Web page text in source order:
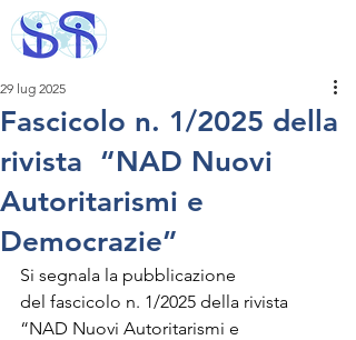
Fascicolo n. 1/2025 della
rivista “NAD Nuovi
Autoritarismi e
Democrazie”
29 lug 2025
Si segnala la pubblicazione
del fascicolo n. 1/2025 della rivista
“NAD Nuovi Autoritarismi e